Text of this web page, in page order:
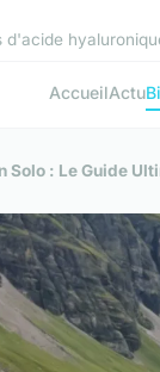
d'acide
AccueilActu
Solo : Le Guide